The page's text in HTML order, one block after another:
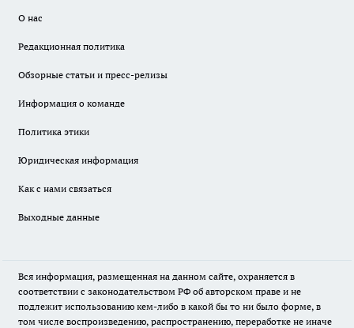
О нас
Редакционная политика
Обзорные статьи и пресс-релизы
Информация о команде
Политика этики
Юридическая информация
Как с нами связаться
Выходные данные
Вся информация, размещенная на данном сайте, охраняется в
соответствии с законодательством РФ об авторском праве и не
подлежит использованию кем-либо в какой бы то ни было форме, в
том числе воспроизведению, распространению, переработке не иначе